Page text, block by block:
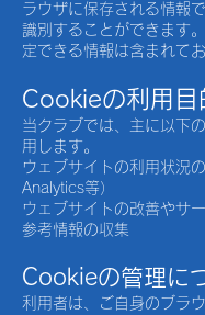
ラウザに保存される情報
識別することができます
定できる情報は含まれてお
Cookieの利用目
当クラブでは、主に以下
用します。
ウェブサイトの利用状況
Analytics等）
ウェブサイトの改善やサ
参考情報の収集
Cookieの管理に
利用者は、ご自身のブラ